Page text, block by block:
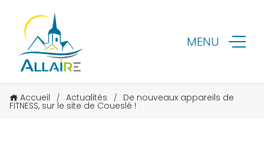
MENU
Accueil / Actualités / De nouveaux appareils de
FITNESS, sur le site de Coueslé !